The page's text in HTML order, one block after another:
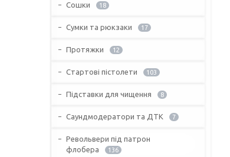
Сошки 18
Сумки та рюкзаки 17
Протяжки 12
Стартові пістолети 103
Підставки для чищення 8
Саундмодератори та ДТК 7
Револьвери під патрон
флобера
136